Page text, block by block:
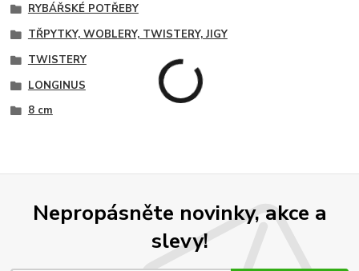
RYBÁŘSKÉ POTŘEBY
TŘPYTKY, WOBLERY, TWISTERY, JIGY
TWISTERY
LONGINUS
8 cm
Nepropásněte novinky, akce a
slevy!